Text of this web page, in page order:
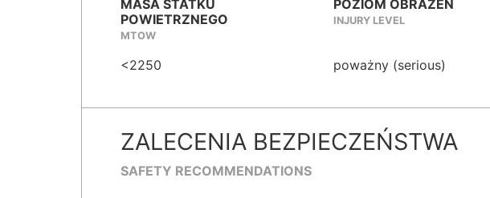
MASA STATKU
POWIETRZNEGO
MTOW
<2250
POZIOM OBRAŻEŃ
INJURY LEVEL
poważny (serious)
ZALECENIA BEZPIECZEŃSTWA
SAFETY RECOMMENDATIONS